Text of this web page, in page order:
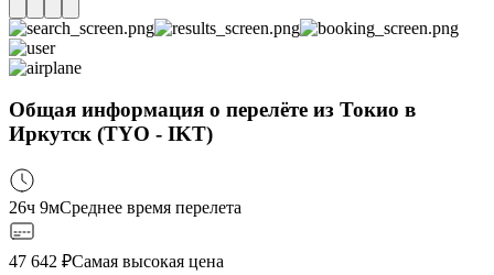
Общая информация о перелёте из Токио в
Иркутск (TYO - IKT)
26ч 9мСреднее время перелета
47 642 ₽Самая высокая цена